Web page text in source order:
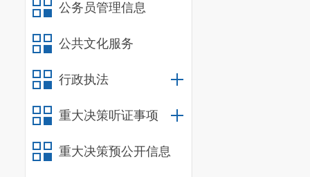
公务员管理信息
公共文化服务
行政执法
重大决策听证事项
重大决策预公开信息